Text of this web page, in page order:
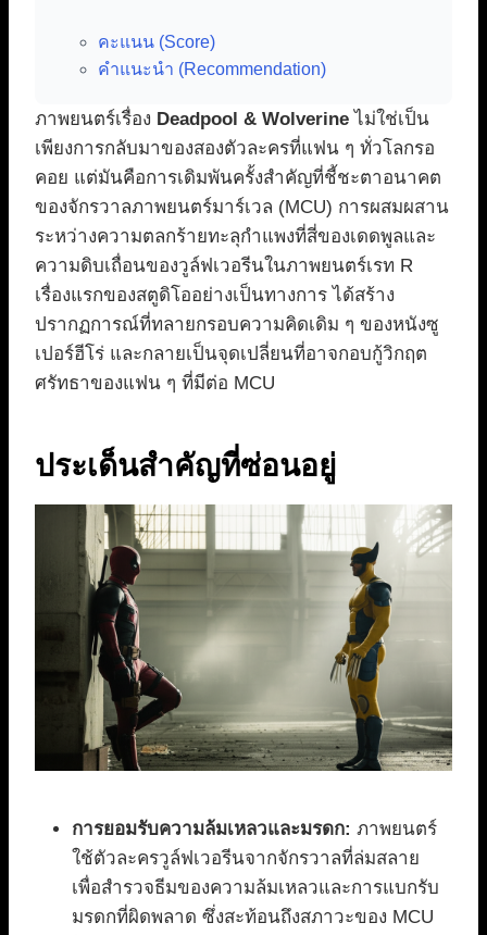
คะแนน (Score)
คำแนะนำ (Recommendation)
ภาพยนตร์เรื่อง Deadpool & Wolverine ไม่ใช่เป็น
เพียงการกลับมาของสองตัวละครที่แฟน ๆ ทั่วโลกรอ
คอย แต่มันคือการเดิมพันครั้งสำคัญที่ชี้ชะตาอนาคต
ของจักรวาลภาพยนตร์มาร์เวล (MCU) การผสมผสาน
ระหว่างความตลกร้ายทะลุกำแพงที่สี่ของเดดพูลและ
ความดิบเถื่อนของวูล์ฟเวอรีนในภาพยนตร์เรท R
เรื่องแรกของสตูดิโออย่างเป็นทางการ ได้สร้าง
ปรากฏการณ์ที่ทลายกรอบความคิดเดิม ๆ ของหนังซู
เปอร์ฮีโร่ และกลายเป็นจุดเปลี่ยนที่อาจกอบกู้วิกฤต
ศรัทธาของแฟน ๆ ที่มีต่อ MCU
ประเด็นสำคัญที่ซ่อนอยู่
การยอมรับความล้มเหลวและมรดก: ภาพยนตร์
ใช้ตัวละครวูล์ฟเวอรีนจากจักรวาลที่ล่มสลาย
เพื่อสำรวจธีมของความล้มเหลวและการแบกรับ
มรดกที่ผิดพลาด ซึ่งสะท้อนถึงสภาวะของ MCU